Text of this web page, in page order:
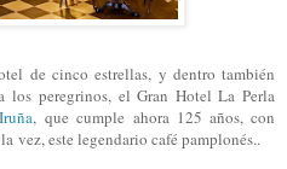
de cinco estrellas, y dentro también
peregrinos, el Gran Hotel La Perla
, que cumple ahora 125 años, con
vez, este legendario café pamplonés..